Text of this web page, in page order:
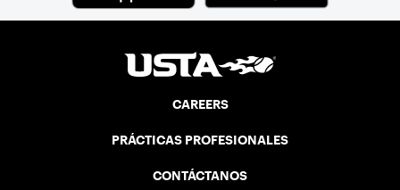
CAREERS
PRÁCTICAS PROFESIONALES
CONTÁCTANOS